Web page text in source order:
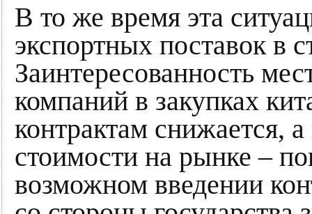
В то же время эта
экспортных поставок в
Заинтересованность
компаний в закупках
контрактам снижается,
стоимости на рынке –
возможном введении